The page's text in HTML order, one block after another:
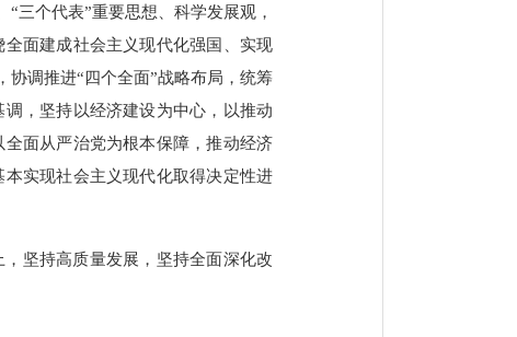
三个代表”重要思想、科学发展观，
面建成社会主义现代化强国、实现
协调推进“四个全面”战略布局，统筹
，坚持以经济建设为中心，以推动
面从严治党为根本保障，推动经济
实现社会主义现代化取得决定性进
坚持高质量发展，坚持全面深化改